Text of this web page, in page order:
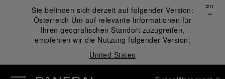
Sie befinden sich derzeit auf folgender Version:
Österreich Um auf relevante Informationen für
Ihren geografischen Standort zuzugreifen,
empfehlen wir die Nutzung folgender Version:
United States
Schließen
✕